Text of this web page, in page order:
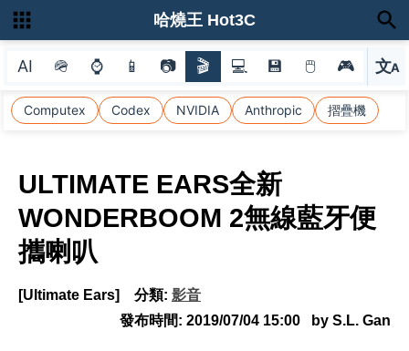
AI 🪖 ⌚ 📱 📷 🎬 💻 💾 🖱 🎮 文A
選
Computex Codex NVIDIA Anthropic 摺疊機
哈燒王 Hot3C
ULTIMATE EARS全新
WONDERBOOM 2無線藍牙便
攜喇叭
[Ultimate Ears] 分類: 影音
發布時間: 2019/07/04 15:00 by S.L. Gan